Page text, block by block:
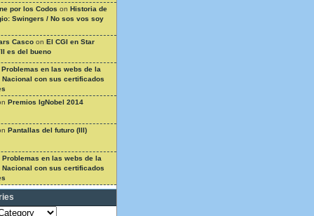
por los Codos on Historia de
Swingers / No sos vos soy
Casco on El CGI en Star
es del bueno
Problemas en las webs de la
Nacional con sus certificados
Premios IgNobel 2014
Pantallas del futuro (III)
Problemas en las webs de la
Nacional con sus certificados